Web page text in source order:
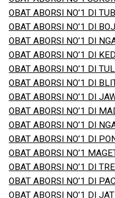
OBAT ABORSI NO’1 DI
OBAT ABORSI NO’1 DI
OBAT ABORSI NO’1 DI
OBAT ABORSI NO’1 DI
OBAT ABORSI NO’1 DI
OBAT ABORSI NO’1 DI
OBAT ABORSI NO’1 DI
OBAT ABORSI NO’1 DI
OBAT ABORSI NO’1 DI
OBAT ABORSI NO’1 DI
OBAT ABORSI NO’1
OBAT ABORSI NO’1 DI
OBAT ABORSI NO’1 DI
OBAT ABORSI NO’1 DI